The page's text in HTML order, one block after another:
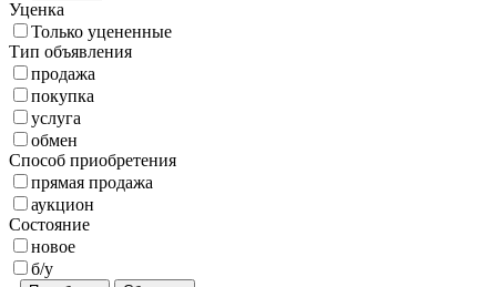
Уценка
Только уцененные
Тип объявления
продажа
покупка
услуга
обмен
Способ приобретения
прямая продажа
аукцион
Состояние
новое
б/у